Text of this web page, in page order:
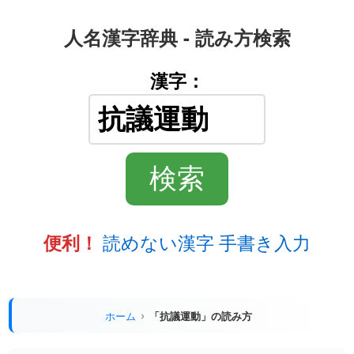
人名漢字辞典 - 読み方検索
漢字：
便利！ 読めない漢字 手書き入力
ホーム 「抗議運動」の読み方